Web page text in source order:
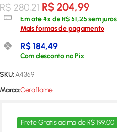
R$280,21 R$204,99
Em até4x deR$51,25sem juros
Mais formas de pagamento
R$184,49
Com desconto no Pix
SKU: A4369
Marca:Ceraflame
Frete Grátis acima de R$ 199,00